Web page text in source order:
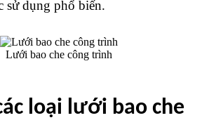
sử dụng phổ biến.
Lưới bao che công trình
loại lưới bao che